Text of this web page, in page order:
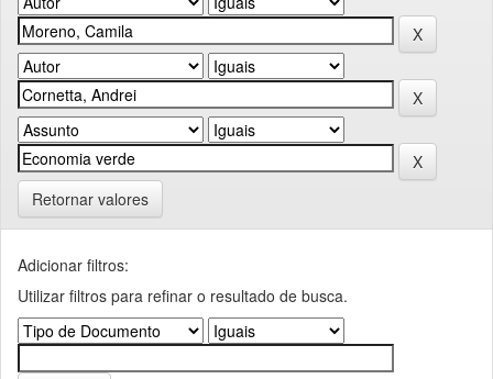
Retornar valores
Adicionar filtros:
Utilizar filtros para refinar o resultado de busca.